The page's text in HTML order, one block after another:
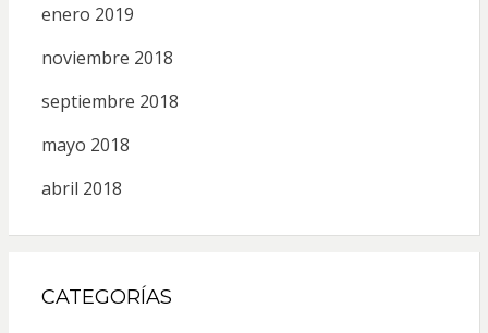
enero 2019
noviembre 2018
septiembre 2018
mayo 2018
abril 2018
CATEGORÍAS